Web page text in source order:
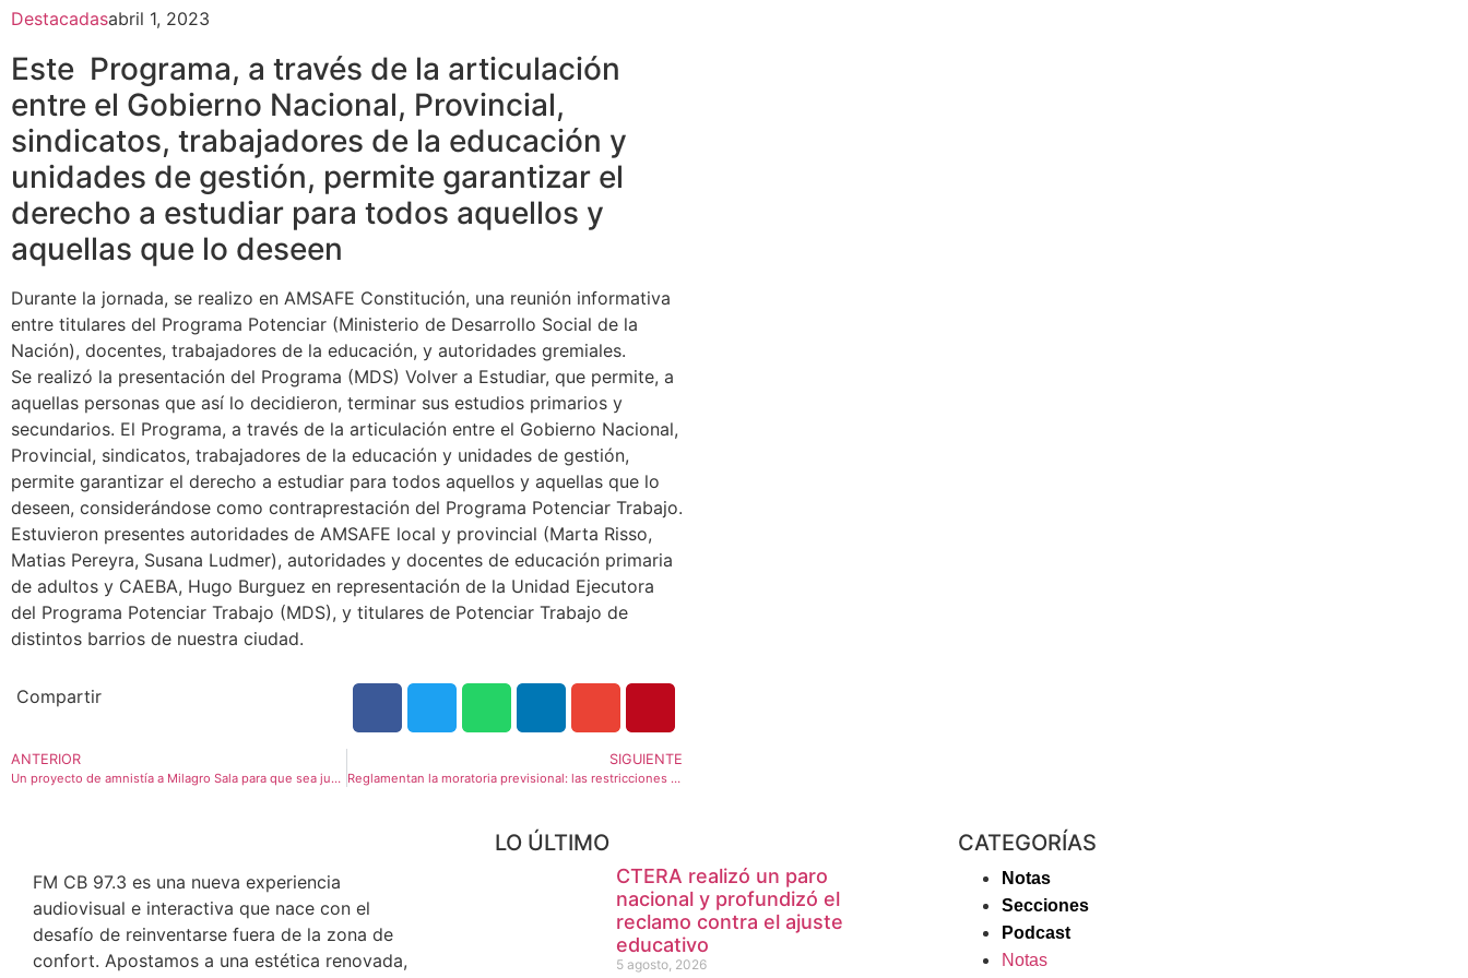
Destacadasabril 1, 2023
Este Programa, a través de la articulación
entre el Gobierno Nacional, Provincial,
sindicatos, trabajadores de la educación y
unidades de gestión, permite garantizar el
derecho a estudiar para todos aquellos y
aquellas que lo deseen
Durante la jornada, se realizo en AMSAFE Constitución, una reunión informativa
entre titulares del Programa Potenciar (Ministerio de Desarrollo Social de la
Nación), docentes, trabajadores de la educación, y autoridades gremiales.
Se realizó la presentación del Programa (MDS) Volver a Estudiar, que permite, a
aquellas personas que así lo decidieron, terminar sus estudios primarios y
secundarios. El Programa, a través de la articulación entre el Gobierno Nacional,
Provincial, sindicatos, trabajadores de la educación y unidades de gestión,
permite garantizar el derecho a estudiar para todos aquellos y aquellas que lo
deseen, considerándose como contraprestación del Programa Potenciar Trabajo.
Estuvieron presentes autoridades de AMSAFE local y provincial (Marta Risso,
Matias Pereyra, Susana Ludmer), autoridades y docentes de educación primaria
de adultos y CAEBA, Hugo Burguez en representación de la Unidad Ejecutora
del Programa Potenciar Trabajo (MDS), y titulares de Potenciar Trabajo de
distintos barrios de nuestra ciudad.
Compartir
ANTERIOR
Un proyecto de amnistía a Milagro Sala para que sea justicia
SIGUIENTE
Reglamentan la moratoria previsional: las restricciones para acceder al pago
FM CB 97.3 es una nueva experiencia
audiovisual e interactiva que nace con el
desafío de reinventarse fuera de la zona de
confort. Apostamos a una estética renovada,
LO ÚLTIMO
CTERA realizó un paro
nacional y profundizó el
reclamo contra el ajuste
educativo
5 agosto, 2026
CATEGORÍAS
Notas
Secciones
Podcast
Notas